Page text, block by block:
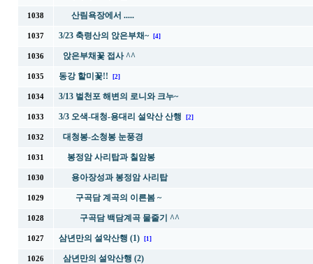
1038 산림욕장에서 .....
1037 3/23 축령산의 앉은부채~ [4]
1036 앉은부채꽃 접사 ^^
1035 동강 할미꽃!! [2]
1034 3/13 벌천포 해변의 로니와 크누~
1033 3/3 오색-대청-용대리 설악산 산행 [2]
1032 대청봉-소청봉 눈풍경
1031 봉정암 사리탑과 칠암봉
1030 용아장성과 봉정암 사리탑
1029 구곡담 계곡의 이른봄 ~
1028 구곡담 백담계곡 물줄기 ^^
1027 삼년만의 설악산행 (1) [1]
1026 삼년만의 설악산행 (2)